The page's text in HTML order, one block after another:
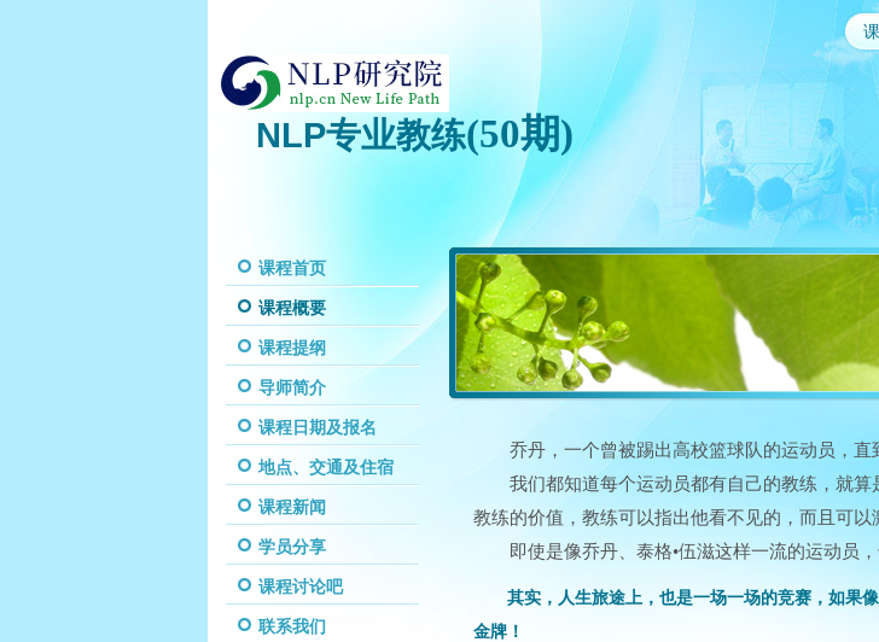
NLP专业教练(50期)
课程首页
课程概要
课程提纲
导师简介
课程日期及报名
地点、交通及住宿
课程新闻
学员分享
课程讨论吧
联系我们
乔丹，一个曾被踢出高校篮球队的运动员，直
我们都知道每个运动员都有自己的教练，就
教练的价值，教练可以指出他看不见的，而且可以
即使是像乔丹、泰格•伍滋这样一流的运动员
其实，人生旅途上，也是一场一场的竞赛，如果
金牌！